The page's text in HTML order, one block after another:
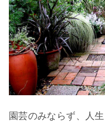
園芸のみならず、人